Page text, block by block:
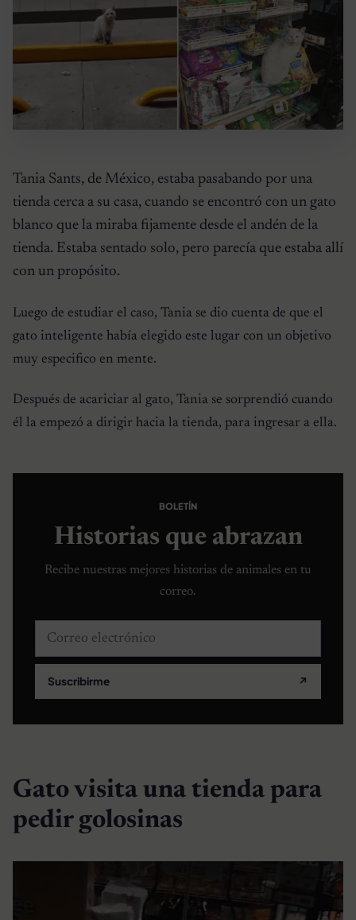
Tania Sants, de México, estaba pasabando por una
tienda cerca a su casa, cuando se encontró con un gato
blanco que la miraba fijamente desde el andén de la
tienda. Estaba sentado solo, pero parecía que estaba allí
con un propósito.
Luego de estudiar el caso, Tania se dio cuenta de que el
gato inteligente había elegido este lugar con un objetivo
muy especifico en mente.
Después de acariciar al gato, Tania se sorprendió cuando
él la empezó a dirigir hacia la tienda, para ingresar a ella.
BOLETÍN
Historias que abrazan
Recibe nuestras mejores historias de animales en tu
correo.
Correo electrónico
Suscribirme ↗
Gato visita una tienda para
pedir golosinas